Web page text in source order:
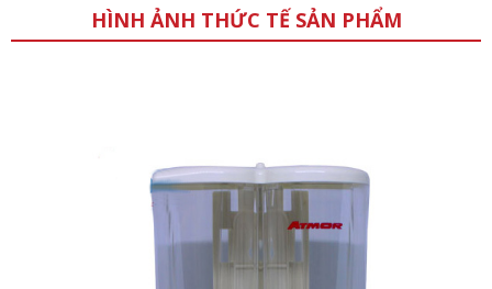
HÌNH ẢNH THỨC TẾ SẢN PHẨM